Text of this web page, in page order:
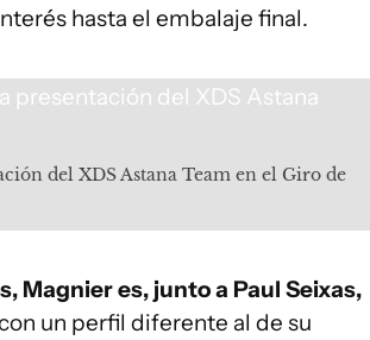
hasta el embalaje final.
del XDS Astana Team en el Giro de
Magnier es, junto a Paul Seixas,
un perfil diferente al de su